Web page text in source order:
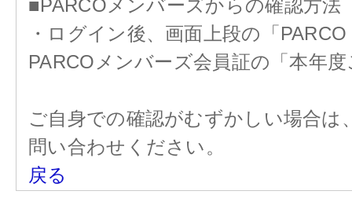
■PARCOメンバーズからの確認方法
・ログイン後、画面上段の「
PARCOメンバーズ会員証の「本年
ご自身での確認がむずかしい場合は
問い合わせください。
戻る